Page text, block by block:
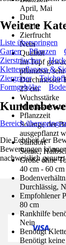
April, Mai
Duft
Leicht
Zierfrucht
Nein
Qualität
Im Topf
pflanzbar,
Durchmesser
23 cm
Wuchsstärke
Pflanzzeit
Solange der
ausgepflanzt
Standort
Sonne,
Größe ohne
40 cm - 60 cm
Durchlässig,
Empfohlener
80 cm
Rankhilfe
Nein
Benötigt
Benötigt
Weitere
Liste überspringen
Garten
Pflanzen
Ziersträucher
Kletterpflanzen &
Ziergräser
Formgehölze
Bereich überspringen
Die Echtheit der
Bewertungen
nachweislich